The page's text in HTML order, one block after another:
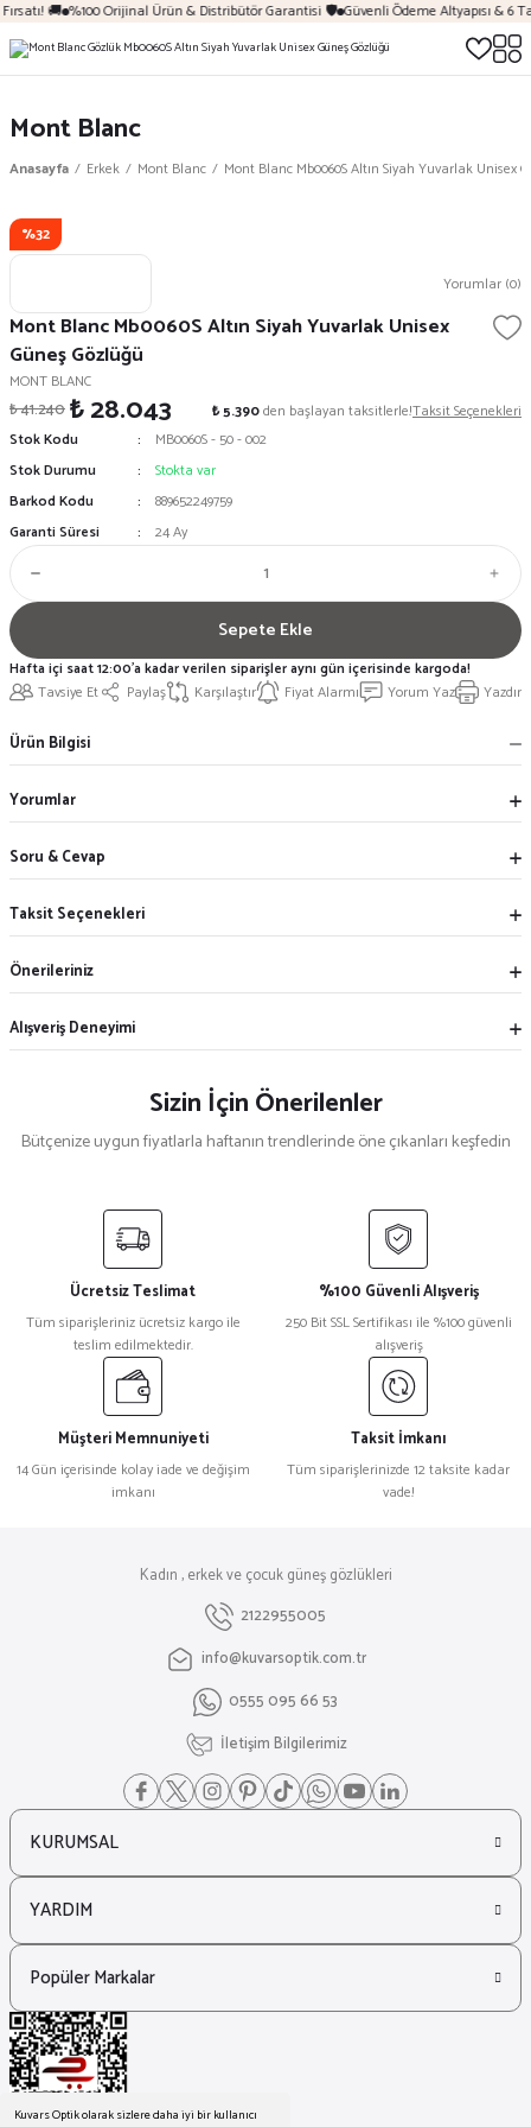
Kuvars Optik olarak sizlere daha iyi bir kullanıcı
🚚 %100 Orijinal Ürün & Distribütör Garantisi 🛡️ Güvenli Ödeme Altyapısı & 6
Mont Blanc
Anasayfa Erkek Mont Blanc Mont Blanc Mb0060S Altın Siyah Yuvarlak Unisex
%32
Yorumlar (0)
Mont Blanc Mb0060S Altın Siyah Yuvarlak Unisex
Güneş Gözlüğü
MONT BLANC
₺ 41.240₺ 28.043 ₺ 5.390den başlayan taksitlerle!Taksit Seçenekleri
Stok Kodu
MB0060S - 50 - 002
Stok Durumu
Stokta var
Barkod Kodu
889652249759
Garanti Süresi
24 Ay
Sepete Ekle
Tavsiye Et Paylaş Karşılaştır Fiyat Alarmı Yorum Yaz Yazdır
Hafta içi saat 12:00'a kadar verilen siparişler aynı gün içerisinde kargoda!
Ürün Bilgisi
Yorumlar
Soru & Cevap
Taksit Seçenekleri
Önerileriniz
Alışveriş Deneyimi
Sizin İçin Önerilenler
Bütçenize uygun fiyatlarla haftanın trendlerinde öne çıkanları keşfedin
Mont Blanc Gözlük Mb0017S Leopar Desenli Dikdörtgen Güneş Gözlüğü
₺ 29.349
Balenciaga Bb0095S Beyaz Kadın Güneş Gözlüğü
Bottega Veneta Bv1195S Metal Yeşil Cat Eye Kadın Güneş Gözlüğü
%27
Dsquared2 Icon 0011/S Beyaz Kadın Güneş Gözlüğü
₺ 12.170
₺ 8.851
Off White Oeri128 Mavi Kadın Güneş Gözlüğü
₺ 20.649
₺ 15.956
Ücretsiz Teslimat
Tüm siparişleriniz ücretsiz kargo ile
teslim edilmektedir.
%100 Güvenli Alışveriş
250 Bit SSL Sertifikası ile %100 güvenli
alışveriş
Müşteri Memnuniyeti
14 Gün içerisinde kolay iade ve değişim
imkanı
Taksit İmkanı
Tüm siparişlerinizde 12 taksite kadar
vade!
Kadın , erkek ve çocuk güneş gözlükleri
2122955005
info@kuvarsoptik.com.tr
0555 095 66 53
İletişim Bilgilerimiz
KURUMSAL
YARDIM
Popüler Markalar